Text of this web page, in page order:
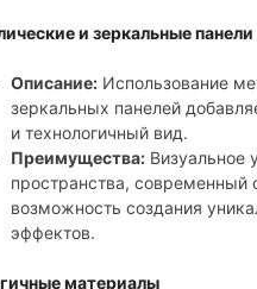
и зеркальные панели
Описание: Использование
зеркальных панелей
и технологичный вид.
Преимущества: Визуальное
пространства, современный
возможность создания
эффектов.
материалы